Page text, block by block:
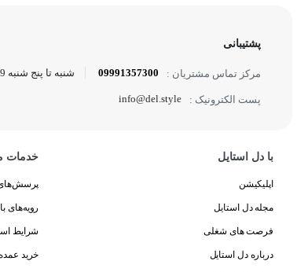
پشتیبانی
مرکز تماس مشتریان : 09991357300 شنبه تا پنج شنبه 9 الی 21
پست الکترونیک : info@del.style
با دل استایل
اپلیکیشن
مجله دل استایل
فرصت های شغلی
درباره دل استایل
خدمات
رویه‌های
شرایط
خرید